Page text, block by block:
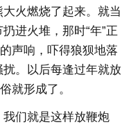
火燃烧了起来。就当
进火堆，那时“年”正
声响，吓得狼狈地落
。以后每逢过年就放
就形成了。
们就是这样放鞭炮